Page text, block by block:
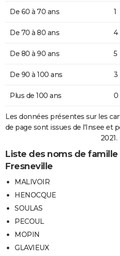
De 60 à 70 ans 1
De 70 à 80 ans 4
De 80 à 90 ans 5
De 90 à 100 ans 3
Plus de 100 ans 0
Les données présentes sur les
de page sont issues de l'Insee et
2021.
Liste des noms de
Fresneville
MALIVOIR
HENOCQUE
SOULAS
PECOUL
MOPIN
GLAVIEUX